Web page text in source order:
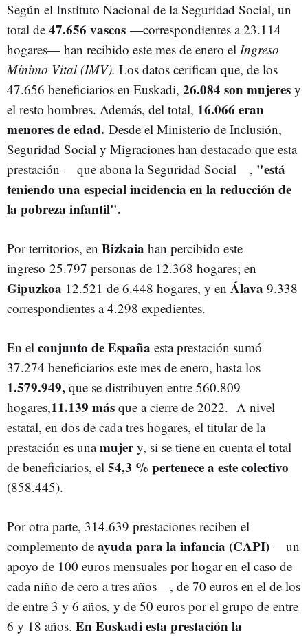
Según el Instituto Nacional de la Seguridad Social, un
total de 47.656 vascos —correspondientes a 23.114
hogares— han recibido este mes de enero el Ingreso
Mínimo Vital (IMV). Los datos cerifican que, de los
47.656 beneficiarios en Euskadi, 26.084 son mujeres y
el resto hombres. Además, del total, 16.066 eran
menores de edad. Desde el Ministerio de Inclusión,
Seguridad Social y Migraciones han destacado que esta
prestación —que abona la Seguridad Social—, "está
teniendo una especial incidencia en la reducción de
la pobreza infantil".
Por territorios, en Bizkaia han percibido este
ingreso 25.797 personas de 12.368 hogares; en
Gipuzkoa 12.521 de 6.448 hogares, y en Álava 9.338
correspondientes a 4.298 expedientes.
En el conjunto de España esta prestación sumó
37.274 beneficiarios este mes de enero, hasta los
1.579.949, que se distribuyen entre 560.809
hogares,11.139 más que a cierre de 2022. A nivel
estatal, en dos de cada tres hogares, el titular de la
prestación es unamujery, si se tiene en cuenta el total
de beneficiarios, el 54,3 % pertenece a este colectivo
(858.445).
Por otra parte, 314.639 prestaciones reciben el
complemento de ayuda para la infancia (CAPI) —un
apoyo de 100 euros mensuales por hogar en el caso de
cada niño de cero a tres años—, de 70 euros en el de los
de entre 3 y 6 años, y de 50 euros por el grupo de entre
6 y 18 años. En Euskadi esta prestación la